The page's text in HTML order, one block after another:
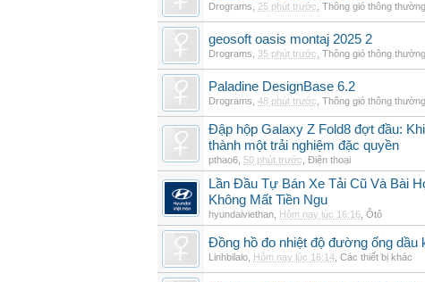
Drograms 25 phút trước Thông gió thông thường
geosoft oasis montaj 2025 2
Drograms 35 phút trước Thông gió thông thường
Paladine DesignBase 6.2
Drograms 48 phút trước Thông gió thông thường
Đập hộp Galaxy Z Fold8 đợt đầu:
thành một trải nghiệm đặc quyền
pthao6 50 phút trước Điện thoại
Lần Đầu Tự Bán Xe Tải Cũ Và Bài
Không Mất Tiền Ngu
hyundaiviethan Hôm nay lúc 16:16 Ôtô
Đồng hồ đo nhiệt độ đường ống dầu
Linhbilalo Hôm nay lúc 16:14 Các thiết bị khác